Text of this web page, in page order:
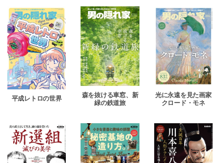
平成レトロの世界
森を抜ける車窓、新
緑の鉄道旅
光に永遠を見た画家
クロード・モネ